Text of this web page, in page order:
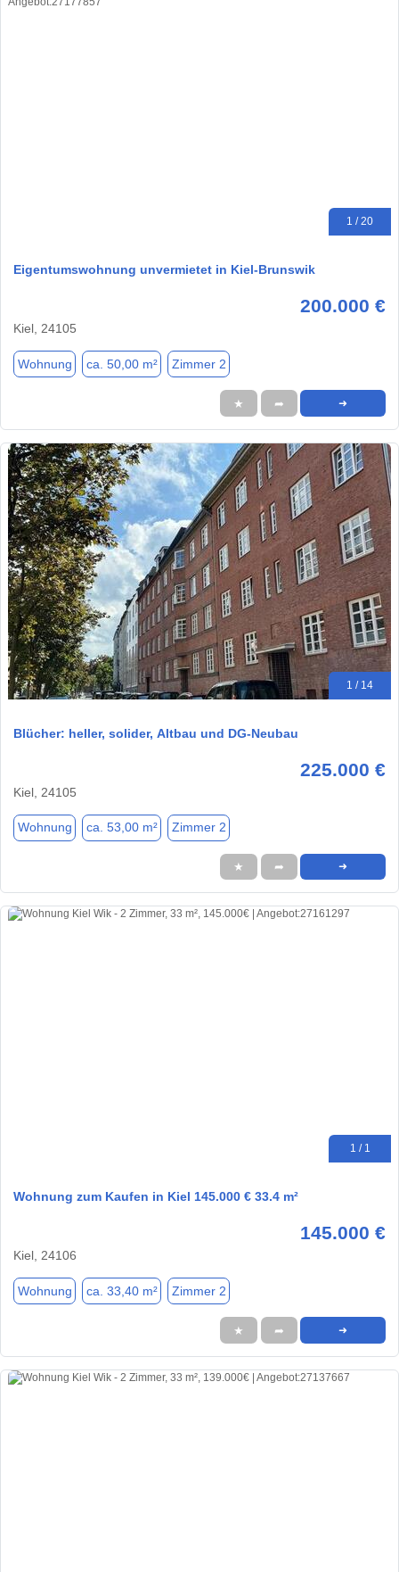
1 / 20
Eigentumswohnung unvermietet in Kiel-Brunswik
200.000 €
Kiel, 24105
Wohnung ca. 50,00 m² Zimmer 2
★ ➦ ➜
1 / 14
Blücher: heller, solider, Altbau und DG-Neubau
225.000 €
Kiel, 24105
Wohnung ca. 53,00 m² Zimmer 2
★ ➦ ➜
1 / 1
Wohnung zum Kaufen in Kiel 145.000 € 33.4 m²
145.000 €
Kiel, 24106
Wohnung ca. 33,40 m² Zimmer 2
★ ➦ ➜